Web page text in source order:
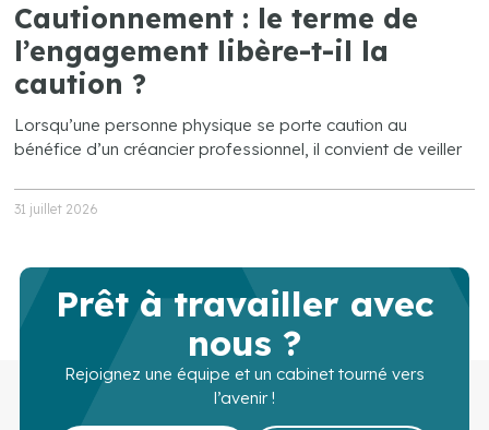
Cautionnement : le terme de
l’engagement libère-t-il la
caution ?
Lorsqu’une personne physique se porte caution au
bénéfice d’un créancier professionnel, il convient de veiller
31 juillet 2026
Prêt à travailler avec
nous ?
Rejoignez une équipe et un cabinet tourné vers
l’avenir !